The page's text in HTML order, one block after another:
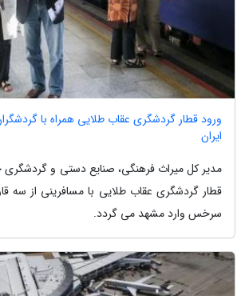
ورود قطار گردشگری عقاب طلایی همراه با
ایران
مدیر کل میراث فرهنگی، صنایع دستی و
قطار گردشگری عقاب طلایی با مسافرینی از سه
سرخس وارد مشهد می گردد.